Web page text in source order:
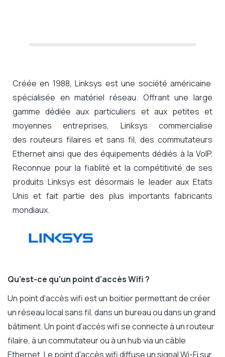
Créée en 1988, Linksys est une société américaine
spécialisée en matériel réseau. Offrant une large
gamme dédiée aux particuliers et aux petites et
moyennes entreprises, Linksys commercialise
des routeurs filaires et sans fil, des commutateurs
Ethernet ainsi que des équipements dédiés à la VoIP.
Reconnue pour la fiablité et la compétitivité de ses
produits Linksys est désormais le leader aux Etats
Unis et fait partie des plus importants fabricants
mondiaux.
Qu'est-ce qu'un point d'accès Wifi ?
Un point d'accès wifi est un boitier permettant de créer
un réseau local sans fil, dans un bureau ou dans un grand
bâtiment. Un point d'accès wifi se connecte à un routeur
filaire, à un commutateur ou à un hub via un câble
Ethernet. Le point d'accès wifi diffuse un signal Wi-Fi sur